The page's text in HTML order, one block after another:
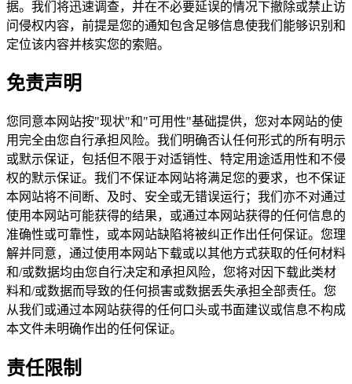
据。我们将迅速调查，并在不必要延误的情况下撤除或禁止访
问侵权内容，前提是您的通知包含足够信息使我们能够识别和
定位该内容并核实您的索赔。
免责声明
您同意本网站按"现状"和"可用性"基础提供，您对本网站的使
用完全由您自行承担风险。我们明确否认任何形式的所有明示
或默示保证，包括但不限于对适销性、特定用途适用性和不侵
权的默示保证。我们不保证本网站将满足您的要求，也不保证
本网站将不间断、及时、安全或无错误运行；我们亦不对通过
使用本网站可能获得的结果，或通过本网站获得的任何信息的
准确性或可靠性，或本网站缺陷将被纠正作出任何保证。您理
解并同意，通过使用本网站下载或以其他方式获取的任何材料
和/或数据均由您自行决定和承担风险，您将对因下载此类材
料和/或数据而导致的任何损害或数据丢失承担全部责任。您
从我们或通过本网站获得的任何口头或书面建议或信息不构成
本文件未明确作出的任何保证。
责任限制